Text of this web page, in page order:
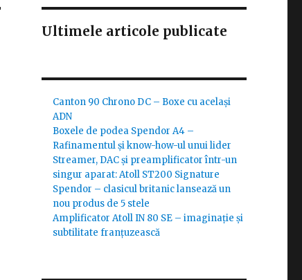
Ultimele articole publicate
Canton 90 Chrono DC – Boxe cu același
ADN
Boxele de podea Spendor A4 –
Rafinamentul și know-how-ul unui lider
Streamer, DAC și preamplificator într-un
singur aparat: Atoll ST200 Signature
Spendor – clasicul britanic lansează un
nou produs de 5 stele
Amplificator Atoll IN 80 SE – imaginație și
subtilitate franțuzească